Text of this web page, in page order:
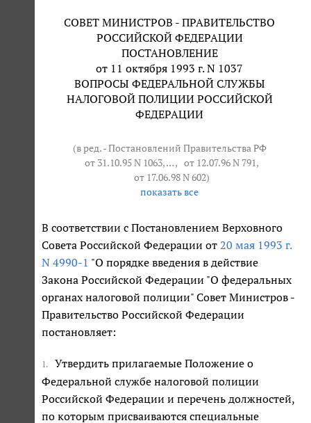
СОВЕТ МИНИСТРОВ - ПРАВИТЕЛЬСТВО
РОССИЙСКОЙ ФЕДЕРАЦИИ
ПОСТАНОВЛЕНИЕ
от 11 октября 1993 г. N 1037
ВОПРОСЫ ФЕДЕРАЛЬНОЙ СЛУЖБЫ
НАЛОГОВОЙ ПОЛИЦИИ РОССИЙСКОЙ
ФЕДЕРАЦИИ
(в ред. - Постановлений Правительства РФ
от 31.10.95 N 1063, … , от 12.07.96 N 791,
от 17.06.98 N 602)
показать все
В соответствии с Постановлением Верховного
Совета Российской Федерации от 20 мая 1993 г.
N 4990-1 "О порядке введения в действие
Закона Российской Федерации "О федеральных
органах налоговой полиции" Совет Министров -
Правительство Российской Федерации
постановляет:
1.
Утвердить прилагаемые Положение о
Федеральной службе налоговой полиции
Российской Федерации и перечень должностей,
по которым присваиваются специальные